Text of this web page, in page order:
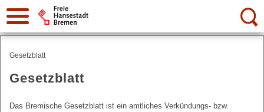
Suche:
Gesetzblatt
Gesetzblatt
Das Bremische Gesetzblatt ist ein amtliches Verkündungs- bzw.